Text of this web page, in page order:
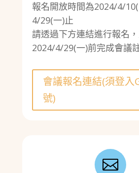
報名開放時間為2024/4/
4/29(一)止
請透過下方連結進行報名
2024/4/29(一)前完成會議
會議報名連結(須登入
號)
